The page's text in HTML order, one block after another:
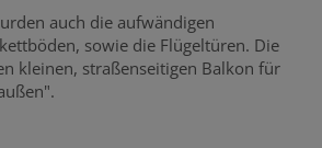
auch die aufwändigen
sowie die Flügeltüren. Die
kleinen, straßenseitigen Balkon für